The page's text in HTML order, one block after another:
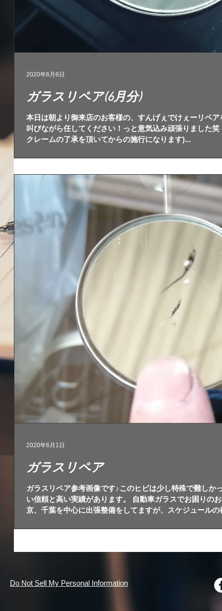
ガラスリペア(6月分)
本日は朝より御来店のお客様の、すんげぇでけぇーリペ
叫びながら任してください！っと意気込み頑張りました
クレームの了承を頂いてからの施行になります)...
2020年6月6日
ガラスリペア
ガラスリペア参考画像です♪このヒビは少し特殊で難しか
い信頼と高い実績があります。 自動車ガラスでお困りの
京、千葉を中心に出張整備をしてますが、スケジュール
2020年6月1日
Do Not Sell My Personal Information